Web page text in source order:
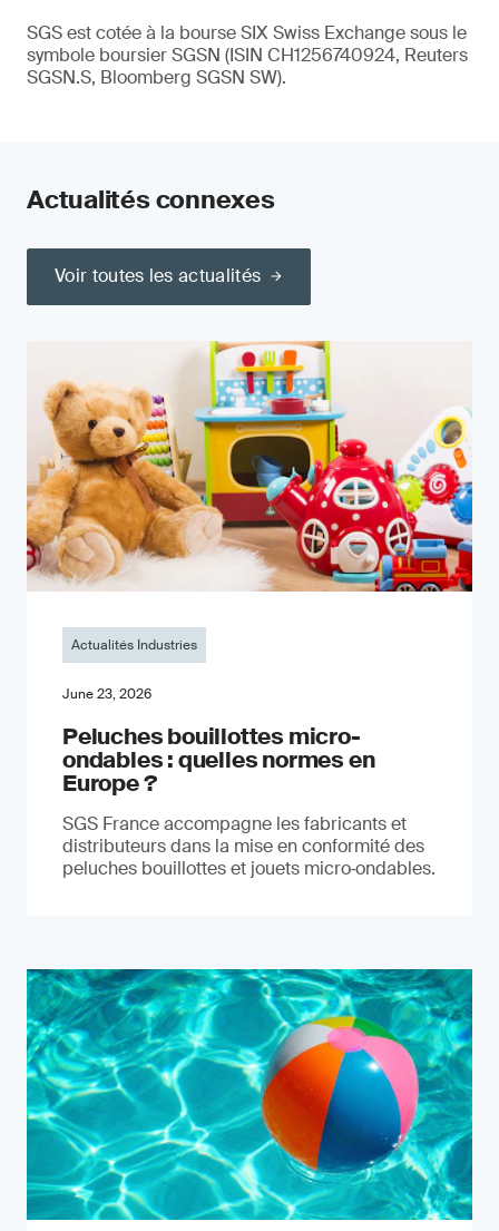
SGS est cotée à la bourse SIX Swiss Exchange sous le
symbole boursier SGSN (ISIN CH1256740924, Reuters
SGSN.S, Bloomberg SGSN SW).
Actualités connexes
Voir toutes les actualités
Actualités Industries
June 23, 2026
Peluches bouillottes micro-
ondables : quelles normes en
Europe ?
SGS France accompagne les fabricants et
distributeurs dans la mise en conformité des
peluches bouillottes et jouets micro‑ondables.